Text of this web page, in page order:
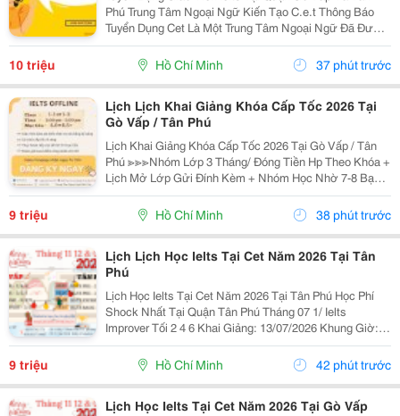
Phú Trung Tâm Ngoại Ngữ Kiến Tạo C.e.t Thông Báo
Tuyển Dụng Cet Là Một Trung Tâm Ngoại Ngữ Đã Được
Thành Lập 16 Năm Chuyên Về Chương Trình Anh Văn
Học Thuật Ielts &Ndash; Toefl Ibt. Trung Tâm...
10 triệu Hồ Chí Minh 37 phút trước
Lịch Lịch Khai Giảng Khóa Cấp Tốc 2026 Tại
Gò Vấp / Tân Phú
Lịch Khai Giảng Khóa Cấp Tốc 2026 Tại Gò Vấp / Tân
Phú ≫≫≫Nhóm Lớp 3 Tháng/ Đóng Tiền Hp Theo Khóa +
Lịch Mở Lớp Gửi Đính Kèm + Nhóm Học Nhờ 7-8 Bạn/
Lớp + Giáo Trình Ielts Có Band Điểm Lộ Trình, Sách
Nước Ngoài Bám Sát + Chia Đều 4 Kỹ...
9 triệu Hồ Chí Minh 38 phút trước
Lịch Lịch Học Ielts Tại Cet Năm 2026 Tại Tân
Phú
Lịch Học Ielts Tại Cet Năm 2026 Tại Tân Phú Học Phí
Shock Nhất Tại Quận Tân Phú Tháng 07 1/ Ielts
Improver Tối 2 4 6 Khai Giảng: 13/07/2026 Khung Giờ:
18:00 Đến 21:00 Học Phí Ưu Đãi 5% Khi Đăng Ký 2/ Ielts
Basic Tối 3 5 7 Khai...
9 triệu Hồ Chí Minh 42 phút trước
Lịch Học Ielts Tại Cet Năm 2026 Tại Gò Vấp